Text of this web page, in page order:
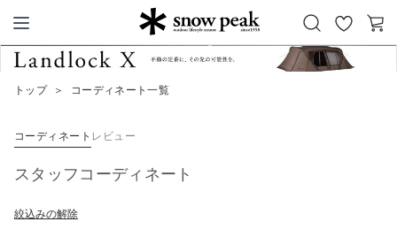
Snow Peak
お
気
カ
トップ ＞ コーディネート一覧
コーディネート レビュー
スタッフコーディネート
絞込みの解除